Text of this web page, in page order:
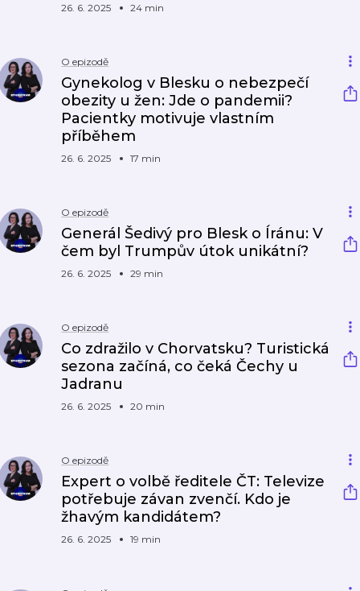
26. 6. 2025 24 min
O epizodě
Gynekolog v Blesku o nebezpečí
obezity u žen: Jde o pandemii?
Pacientky motivuje vlastním
příběhem
26. 6. 2025 17 min
O epizodě
Generál Šedivý pro Blesk o Íránu: V
čem byl Trumpův útok unikátní?
26. 6. 2025 29 min
O epizodě
Co zdražilo v Chorvatsku? Turistická
sezona začíná, co čeká Čechy u
Jadranu
26. 6. 2025 20 min
O epizodě
Expert o volbě ředitele ČT: Televize
potřebuje závan zvenčí. Kdo je
žhavým kandidátem?
26. 6. 2025 19 min